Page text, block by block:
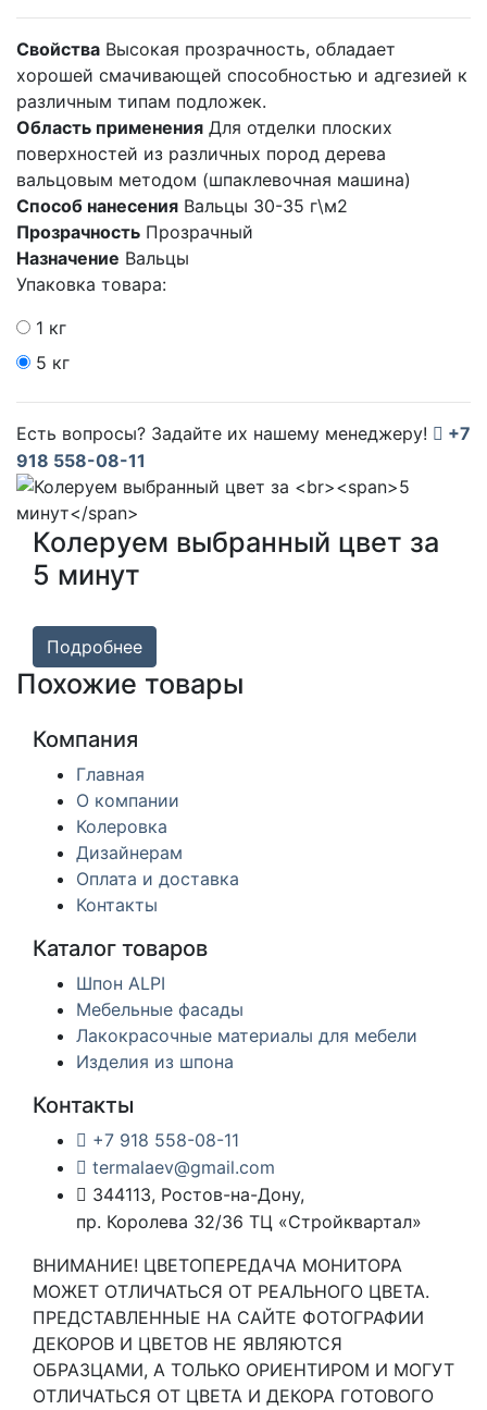
Свойства Высокая прозрачность, обладает
хорошей смачивающей способностью и адгезией к
различным типам подложек.
Область применения Для отделки плоских
поверхностей из различных пород дерева
вальцовым методом (шпаклевочная машина)
Способ нанесения Вальцы 30-35 г\м2
Прозрачность Прозрачный
Назначение Вальцы
Упаковка товара:
1 кг
5 кг
Есть вопросы? Задайте их нашему менеджеру!
+7
918 558-08-11
Колеруем выбранный цвет за
5 минут
Подробнее
Похожие товары
Компания
Главная
О компании
Колеровка
Дизайнерам
Оплата и доставка
Контакты
Каталог товаров
Шпон ALPI
Мебельные фасады
Лакокрасочные материалы для мебели
Изделия из шпона
Контакты
+7 918 558-08-11
termalaev@gmail.com
344113, Ростов-на-Дону,
пр. Королева 32/36 ТЦ «Стройквартал»
ВНИМАНИЕ! ЦВЕТОПЕРЕДАЧА МОНИТОРА
МОЖЕТ ОТЛИЧАТЬСЯ ОТ РЕАЛЬНОГО ЦВЕТА.
ПРЕДСТАВЛЕННЫЕ НА САЙТЕ ФОТОГРАФИИ
ДЕКОРОВ И ЦВЕТОВ НЕ ЯВЛЯЮТСЯ
ОБРАЗЦАМИ, А ТОЛЬКО ОРИЕНТИРОМ И МОГУТ
ОТЛИЧАТЬСЯ ОТ ЦВЕТА И ДЕКОРА ГОТОВОГО